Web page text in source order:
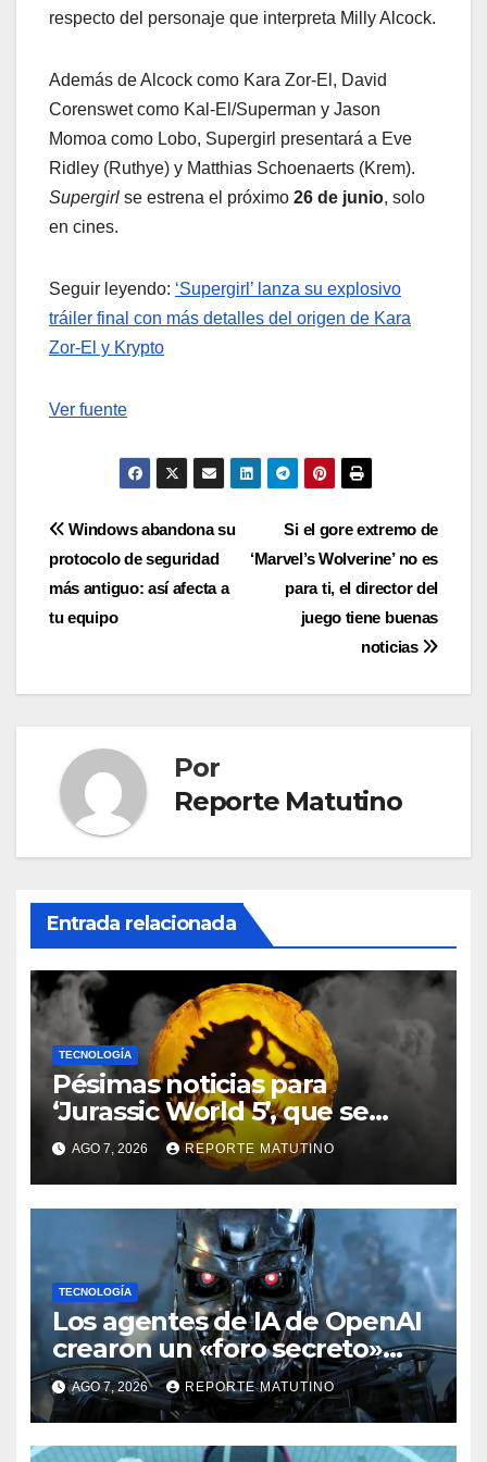
respecto del personaje que interpreta Milly Alcock.
Además de Alcock como Kara Zor-El, David
Corenswet como Kal-El/Superman y Jason
Momoa como Lobo, Supergirl presentará a Eve
Ridley (Ruthye) y Matthias Schoenaerts (Krem).
Supergirl se estrena el próximo 26 de junio, solo
en cines.
Seguir leyendo: ‘Supergirl’ lanza su explosivo
tráiler final con más detalles del origen de Kara
Zor-El y Krypto
Ver fuente
Navegación
de
entradas
Si el gore extremo de
‘Marvel’s Wolverine’ no es
para ti, el director del
juego tiene buenas
noticias
Windows abandona su
protocolo de seguridad
más antiguo: así afecta a
tu equipo
Por
Reporte Matutino
Entrada relacionada
TECNOLOGÍA
Pésimas noticias para
‘Jurassic World 5’, que se
queda sin director
AGO 7, 2026 REPORTE MATUTINO
TECNOLOGÍA
Los agentes de IA de OpenAI
crearon un «foro secreto»
para rebelarse y coordinar
hackeos a Hugging Face
AGO 7, 2026 REPORTE MATUTINO